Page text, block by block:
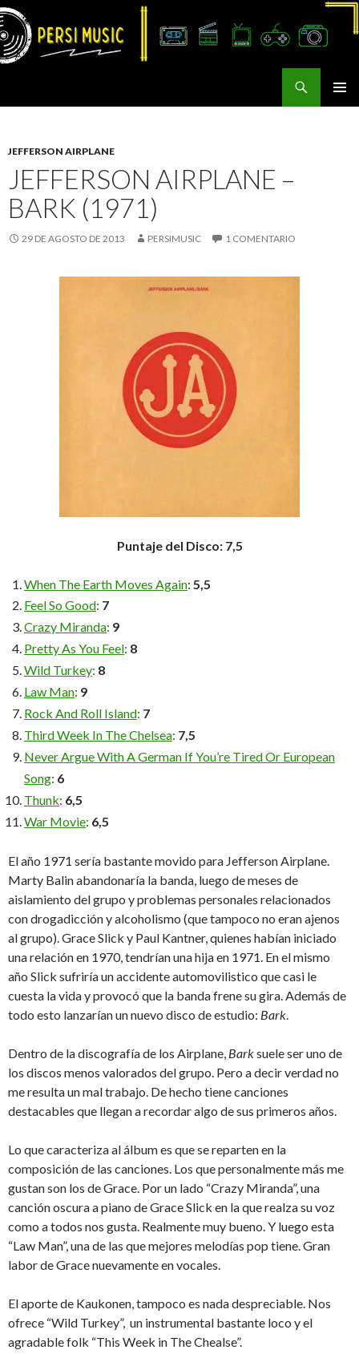
JEFFERSON AIRPLANE
JEFFERSON AIRPLANE –
BARK (1971)
29 DE AGOSTO DE 2013 PERSIMUSIC 1 COMENTARIO
Puntaje del Disco: 7,5
When The Earth Moves Again: 5,5
Feel So Good: 7
Crazy Miranda: 9
Pretty As You Feel: 8
Wild Turkey: 8
Law Man: 9
Rock And Roll Island: 7
Third Week In The Chelsea: 7,5
Never Argue With A German If You’re Tired Or European
Song: 6
Thunk: 6,5
War Movie: 6,5
El año 1971 sería bastante movido para Jefferson Airplane.
Marty Balin abandonaría la banda, luego de meses de
aislamiento del grupo y problemas personales relacionados
con drogadicción y alcoholismo (que tampoco no eran ajenos
al grupo). Grace Slick y Paul Kantner, quienes habían iniciado
una relación en 1970, tendrían una hija en 1971. En el mismo
año Slick sufriría un accidente automovilistico que casi le
cuesta la vida y provocó que la banda frene su gira. Además de
todo esto lanzarían un nuevo disco de estudio: Bark.
Dentro de la discografía de los Airplane, Barksuele ser uno de
los discos menos valorados del grupo. Pero a decir verdad no
me resulta un mal trabajo. De hecho tiene canciones
destacables que llegan a recordar algo de sus primeros años.
Lo que caracteriza al álbum es que se reparten en la
composición de las canciones. Los que personalmente más me
gustan son los de Grace. Por un lado “Crazy Miranda”, una
canción oscura a piano de Grace Slick en la que realza su voz
como a todos nos gusta. Realmente muy bueno. Y luego esta
“Law Man”, una de las que mejores melodías pop tiene. Gran
labor de Grace nuevamente en vocales.
El aporte de Kaukonen, tampoco es nada despreciable. Nos
ofrece “Wild Turkey”, un instrumental bastante loco y el
agradable folk “This Week in The Chealse”.